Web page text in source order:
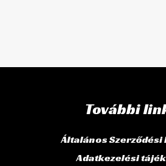
További
Általános Szerződési
Adatkezelési